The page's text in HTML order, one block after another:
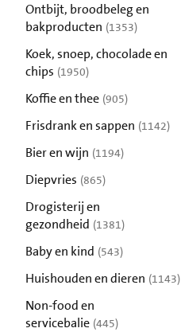
Ontbijt, broodbeleg en
bakproducten (1353)
Koek, snoep, chocolade en
chips (1950)
Koffie en thee (905)
Frisdrank en sappen (1142)
Bier en wijn (1194)
Diepvries (865)
Drogisterij en
gezondheid (1381)
Baby en kind (543)
Huishouden en dieren (1143)
Non-food en
servicebalie (445)